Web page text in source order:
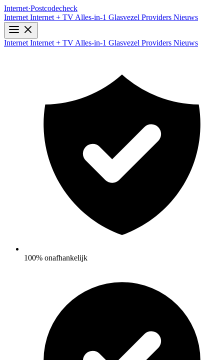
Internet·Postcodecheck
Internet Internet + TV Alles-in-1 Glasvezel Providers Nieuws
Internet Internet + TV Alles-in-1 Glasvezel Providers Nieuws
100% onafhankelijk